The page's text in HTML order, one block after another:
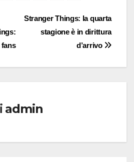
Stranger Things: la quarta
stagione è in dirittura
d’arrivo
admin